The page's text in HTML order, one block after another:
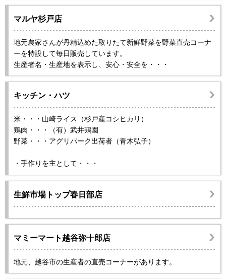
マルヤ杉戸店
地元農家さんが丹精込めた取りたて新鮮野菜を野菜直売コーナ
ーを特設して毎日販売しています。
生産者名・生産地を表示し、安心・安全を・・・
キッチン・ハツ
米・・・山崎ライス（杉戸産コシヒカリ）
鶏肉・・・（有）武井鶏園
野菜・・・アグリパーク出荷者（青木弘子）
・手作りを主として・・・
生鮮市場トップ春日部店
マミーマート越谷弥十郎店
地元、越谷市の生産者の直売コーナーがあります。